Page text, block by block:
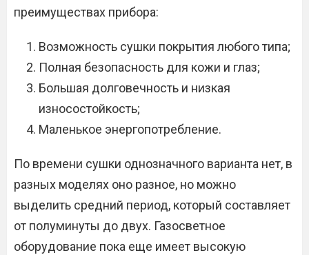
преимуществах прибора:
Возможность сушки покрытия любого типа;
Полная безопасность для кожи и глаз;
Большая долговечность и низкая
износостойкость;
Маленькое энергопотребление.
По времени сушки однозначного варианта нет, в
разных моделях оно разное, но можно
выделить средний период, который составляет
от полуминуты до двух. Газосветное
оборудование пока еще имеет высокую